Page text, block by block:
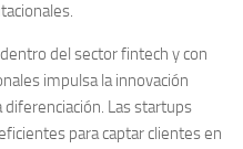
dentro del sector fintech y con
impulsa la innovación
Las startups
para captar clientes en